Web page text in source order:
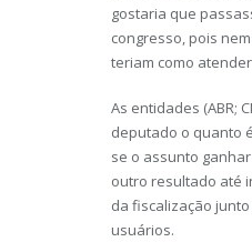
gostaria que
congresso, pois
teriam como
As entidades (ABR;
deputado o quanto
se o assunto
outro resultado até
da fiscalização
usuários.